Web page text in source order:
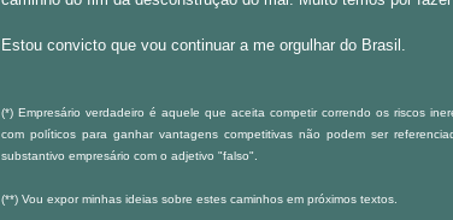
Estou convicto que vou continuar a me orgulhar do Brasil.
(*) Empresário verdadeiro é aquele que aceita competir correndo os riscos
com políticos para ganhar vantagens competitivas não podem ser
substantivo empresário com o adjetivo "falso"
(**) Vou expor minhas ideias sobre estes caminhos em próximos textos.